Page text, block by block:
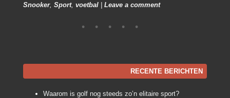
Snooker, Sport, voetbal Leave a comment
RECENTE BERICHTEN
Waarom is golf nog steeds zo’n elitaire sport?